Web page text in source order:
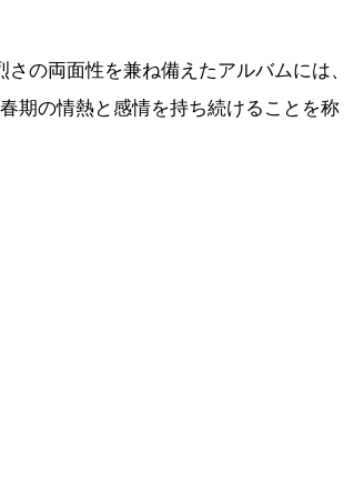
の両面性を兼ね備えたアルバムには、
期の情熱と感情を持ち続けることを称